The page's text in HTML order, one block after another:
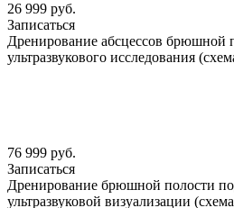
26 999 руб.
Записаться
Дренирование абсцессов брюшной
ультразвукового исследования
76 999 руб.
Записаться
Дренирование брюшной полости
ультразвуковой визуализации